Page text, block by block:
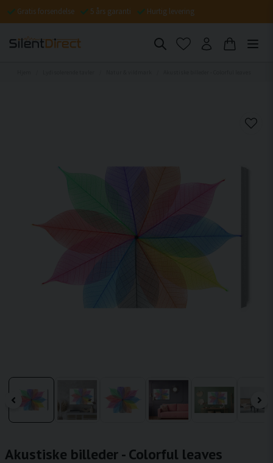
Gratis forsendelse 5 års garanti Hurtig levering
Akustiske billeder - Colorful leaves